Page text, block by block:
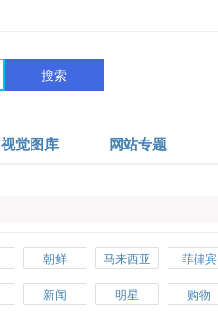
搜索
视觉图库 网站专题
朝鲜 马来西亚 菲律宾
俄罗斯 瑞士 希腊
新闻 明星 购物